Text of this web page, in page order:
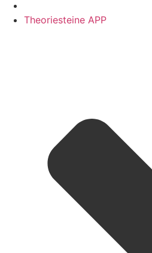
Theoriesteine APP